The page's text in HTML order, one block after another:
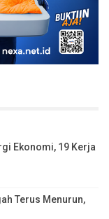
Ekonomi, 19 Kerja
Terus Menurun,